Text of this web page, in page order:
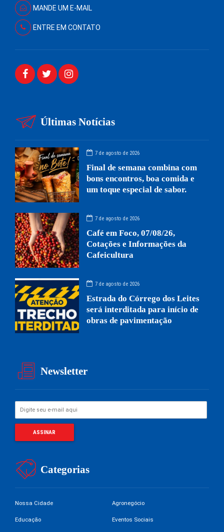
MANDE UM E-MAIL
ENTRE EM CONTATO
Últimas Notícias
7 de agosto de 2026
Final de semana combina com
bons encontros, boa comida e
um toque especial de sabor.
7 de agosto de 2026
Café em Foco, 07/08/26,
Cotações e Informações da
Cafeicultura
7 de agosto de 2026
Estrada do Córrego dos Leites
será interditada para início de
obras de pavimentação
Newsletter
Categorias
Nossa Cidade Agronegócio
Educação Eventos Sociais